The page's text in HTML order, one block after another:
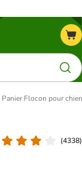
Panier Flocon pour chien
(4338)